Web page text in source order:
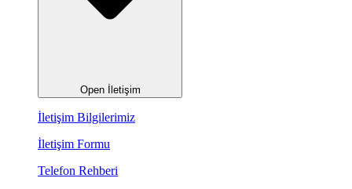
Open İletişim
İletişim Bilgilerimiz
İletişim Formu
Telefon Rehberi